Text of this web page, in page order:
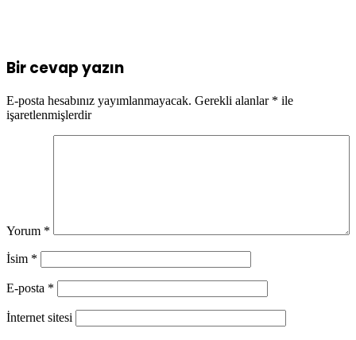
Bir cevap yazın
E-posta hesabınız yayımlanmayacak. Gerekli alanlar * ile
işaretlenmişlerdir
Yorum *
İsim *
E-posta *
İnternet sitesi